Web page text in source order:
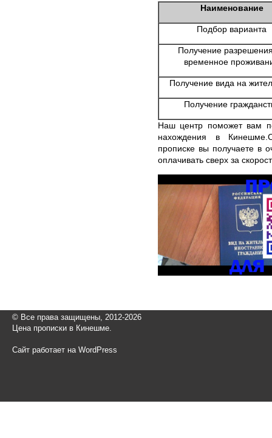
Наименование
Подбор варианта
Получение
временное
Получение вида на
Получение
Наш центр поможет вам
нахождения в
прописке вы получаете в
оплачивать сверх за
© Все права защищены, 2012-2026
Цена прописки в Кинешме.
Сайт работает на WordPress